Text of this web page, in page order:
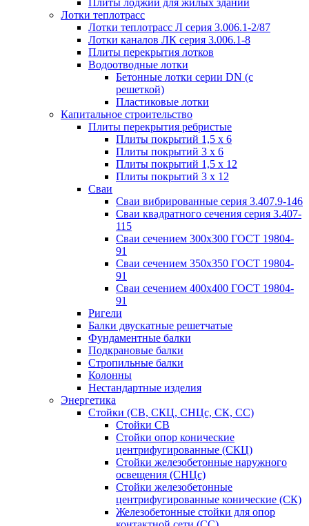
Плиты лоджий для жилых зданий
Лотки теплотрасс
Лотки теплотрасс Л серия 3.006.1-2/87
Лотки каналов ЛК серия 3.006.1-8
Плиты перекрытия лотков
Водоотводные лотки
Бетонные лотки серии DN (с
решеткой)
Пластиковые лотки
Капитальное строительство
Плиты перекрытия ребристые
Плиты покрытий 1,5 x 6
Плиты покрытий 3 x 6
Плиты покрытий 1,5 x 12
Плиты покрытий 3 x 12
Сваи
Сваи вибрированные серия 3.407.9-146
Сваи квадратного сечения серия 3.407-
115
Сваи сечением 300х300 ГОСТ 19804-
91
Сваи сечением 350х350 ГОСТ 19804-
91
Сваи сечением 400х400 ГОСТ 19804-
91
Ригели
Балки двускатные решетчатые
Фундаментные балки
Подкрановые балки
Стропильные балки
Колонны
Нестандартные изделия
Энергетика
Стойки (СВ, СКЦ, СНЦс, СК, СС)
Стойки СВ
Стойки опор конические
центрифугированные (СКЦ)
Стойки железобетонные наружного
освещения (СНЦс)
Стойки железобетонные
центрифугированные конические (СК)
Железобетонные стойки для опор